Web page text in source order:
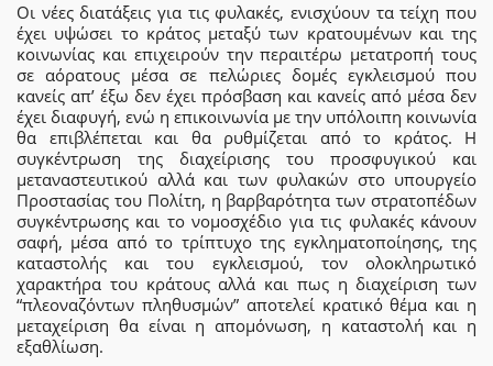
Οι νέες διατάξεις για τις φυλακές, ενισχύουν τα τείχη που
έχει υψώσει το κράτος μεταξύ των κρατουμένων και της
κοινωνίας και επιχειρούν την περαιτέρω μετατροπή τους
σε αόρατους μέσα σε πελώριες δομές εγκλεισμού που
κανείς απ’ έξω δεν έχει πρόσβαση και κανείς από μέσα δεν
έχει διαφυγή, ενώ η επικοινωνία με την υπόλοιπη κοινωνία
θα επιβλέπεται και θα ρυθμίζεται από το κράτος. Η
συγκέντρωση της διαχείρισης του προσφυγικού και
μεταναστευτικού αλλά και των φυλακών στο υπουργείο
Προστασίας του Πολίτη, η βαρβαρότητα των στρατοπέδων
συγκέντρωσης και το νομοσχέδιο για τις φυλακές κάνουν
σαφή, μέσα από το τρίπτυχο της εγκληματοποίησης, της
καταστολής και του εγκλεισμού, τον ολοκληρωτικό
χαρακτήρα του κράτους αλλά και πως η διαχείριση των
“πλεοναζόντων πληθυσμών” αποτελεί κρατικό θέμα και η
μεταχείριση θα είναι η απομόνωση, η καταστολή και η
εξαθλίωση.